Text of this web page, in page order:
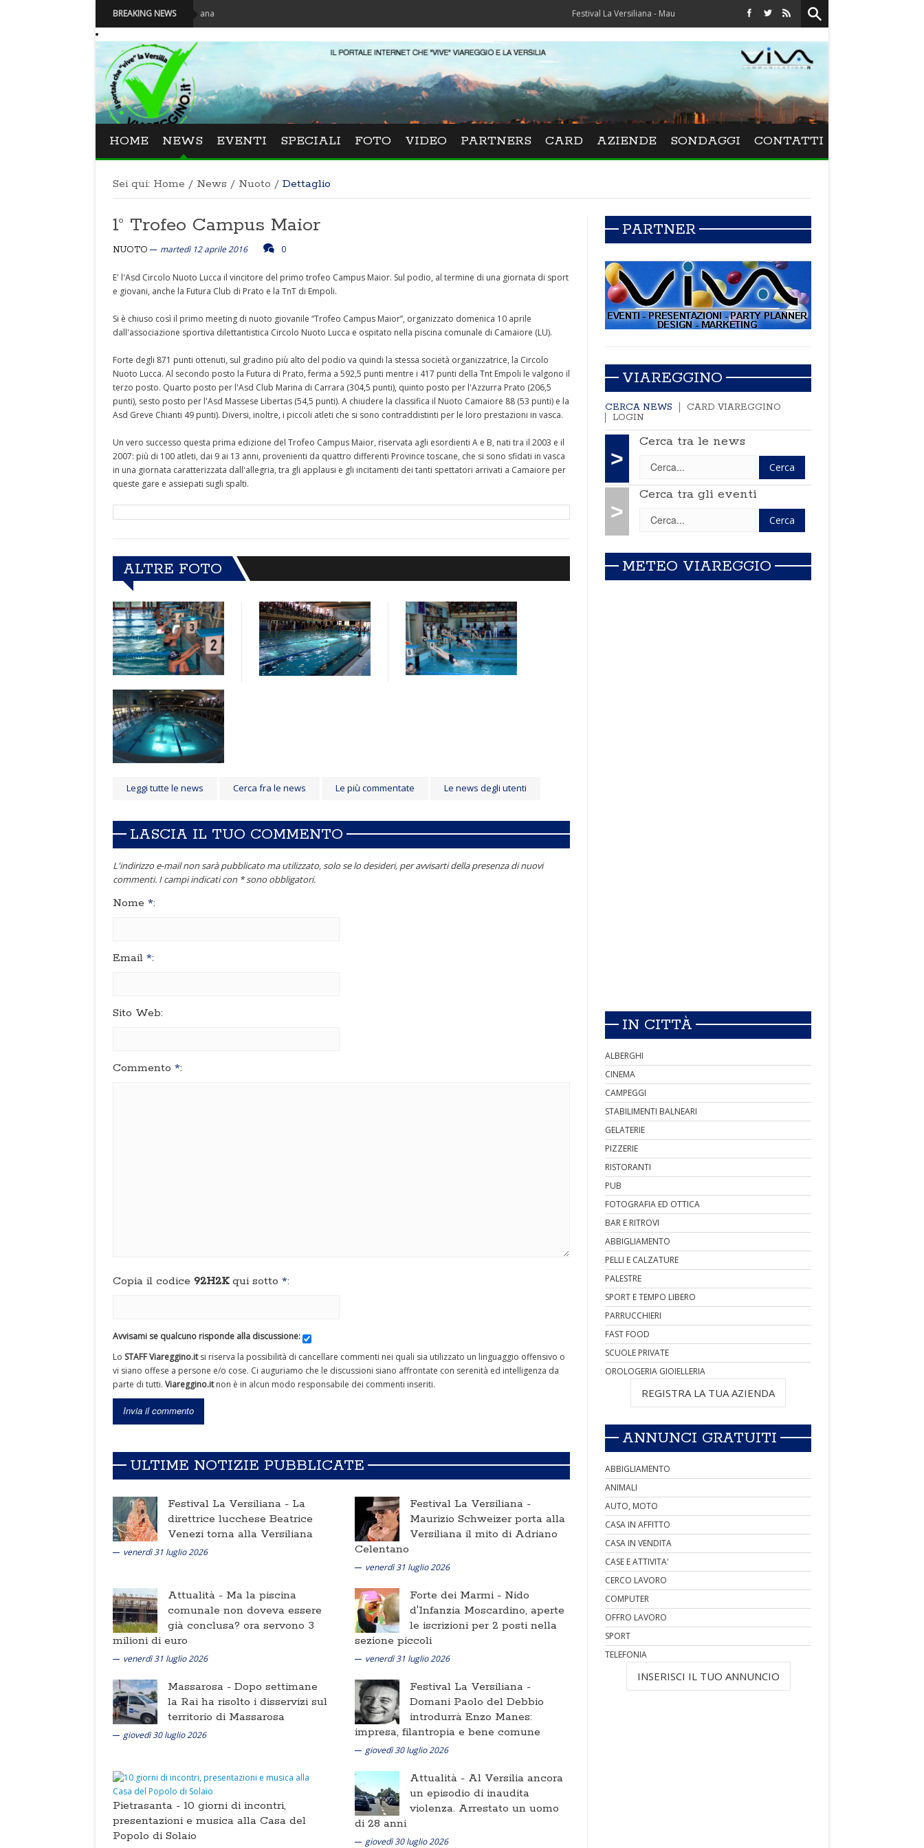
BREAKING NEWS
Beatrice Venezi torna alla Versiliana Festival La Versiliana - Maurizio Schweizer porta alla Versiliana il mito di Adriano Celentano
HOME NEWS EVENTI SPECIALI FOTO VIDEO PARTNERS CARD AZIENDE SONDAGGI CONTATTI
Sei qui: Home / News / Nuoto / Dettaglio
1° Trofeo Campus Maior
NUOTO martedì 12 aprile 2016 0
E' l'Asd Circolo Nuoto Lucca il vincitore del primo trofeo Campus Maior. Sul podio, al termine di una giornata di sport
e giovani, anche la Futura Club di Prato e la TnT di Empoli.
Si è chiuso così il primo meeting di nuoto giovanile “Trofeo Campus Maior”, organizzato domenica 10 aprile
dall'associazione sportiva dilettantistica Circolo Nuoto Lucca e ospitato nella piscina comunale di Camaiore (LU).
Forte degli 871 punti ottenuti, sul gradino più alto del podio va quindi la stessa società organizzatrice, la Circolo
Nuoto Lucca. Al secondo posto la Futura di Prato, ferma a 592,5 punti mentre i 417 punti della Tnt Empoli le valgono il
terzo posto. Quarto posto per l'Asd Club Marina di Carrara (304,5 punti), quinto posto per l'Azzurra Prato (206,5
punti), sesto posto per l'Asd Massese Libertas (54,5 punti). A chiudere la classifica il Nuoto Camaiore 88 (53 punti) e la
Asd Greve Chianti 49 punti). Diversi, inoltre, i piccoli atleti che si sono contraddistinti per le loro prestazioni in vasca.
Un vero successo questa prima edizione del Trofeo Campus Maior, riservata agli esordienti A e B, nati tra il 2003 e il
2007: più di 100 atleti, dai 9 ai 13 anni, provenienti da quattro differenti Province toscane, che si sono sfidati in vasca
in una giornata caratterizzata dall'allegria, tra gli applausi e gli incitamenti dei tanti spettatori arrivati a Camaiore per
queste gare e assiepati sugli spalti.
ALTRE FOTO
Leggi tutte le news Cerca fra le news Le più commentate Le news degli utenti
LASCIA IL TUO COMMENTO
L'indirizzo e-mail non sarà pubblicato ma utilizzato, solo se lo desideri, per avvisarti della presenza di nuovi
commenti. I campi indicati con * sono obbligatori.
Nome *:
Email *:
Sito Web:
Commento *:
Copia il codice 92H2Kqui sotto *:
Avvisami se qualcuno risponde alla discussione:
Lo STAFF Viareggino.itsi riserva la possibilità di cancellare commenti nei quali sia utilizzato un linguaggio offensivo o
vi siano offese a persone e/o cose. Ci auguriamo che le discussioni siano affrontate con serenità ed intelligenza da
parte di tutti. Viareggino.itnon è in alcun modo responsabile dei commenti inseriti.
ULTIME NOTIZIE PUBBLICATE
Festival La Versiliana - La
direttrice lucchese Beatrice
Venezi torna alla Versiliana
venerdì 31 luglio 2026
Festival La Versiliana -
Maurizio Schweizer porta alla
Versiliana il mito di Adriano
Celentano
venerdì 31 luglio 2026
Attualità - Ma la piscina
comunale non doveva essere
già conclusa? ora servono 3
milioni di euro
venerdì 31 luglio 2026
Forte dei Marmi - Nido
d'Infanzia Moscardino, aperte
le iscrizioni per 2 posti nella
sezione piccoli
venerdì 31 luglio 2026
Massarosa - Dopo settimane
la Rai ha risolto i disservizi sul
territorio di Massarosa
giovedì 30 luglio 2026
Festival La Versiliana -
Domani Paolo del Debbio
introdurrà Enzo Manes:
impresa, filantropia e bene comune
giovedì 30 luglio 2026
Pietrasanta - 10 giorni di incontri,
presentazioni e musica alla Casa del
Popolo di Solaio
Attualità - Al Versilia ancora
un episodio di inaudita
violenza. Arrestato un uomo
di 28 anni
giovedì 30 luglio 2026
PARTNER
VIAREGGINO
CERCA NEWS
CARD VIAREGGINO
LOGIN
>
Cerca tra le news
>
Cerca tra gli eventi
METEO VIAREGGIO
IN CITTÀ
ALBERGHI
CINEMA
CAMPEGGI
STABILIMENTI BALNEARI
GELATERIE
PIZZERIE
RISTORANTI
PUB
FOTOGRAFIA ED OTTICA
BAR E RITROVI
ABBIGLIAMENTO
PELLI E CALZATURE
PALESTRE
SPORT E TEMPO LIBERO
PARRUCCHIERI
FAST FOOD
SCUOLE PRIVATE
OROLOGERIA GIOIELLERIA
REGISTRA LA TUA AZIENDA
ANNUNCI GRATUITI
ABBIGLIAMENTO
ANIMALI
AUTO, MOTO
CASA IN AFFITTO
CASA IN VENDITA
CASE E ATTIVITA'
CERCO LAVORO
COMPUTER
OFFRO LAVORO
SPORT
TELEFONIA
INSERISCI IL TUO ANNUNCIO